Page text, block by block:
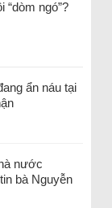
ngó”?
ẩn náu tại
nước
bà Nguyễn